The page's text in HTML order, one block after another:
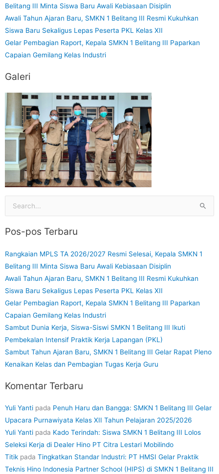
Belitang III Minta Siswa Baru Awali Kebiasaan Disiplin
Awali Tahun Ajaran Baru, SMKN 1 Belitang III Resmi Kukuhkan
Siswa Baru Sekaligus Lepas Peserta PKL Kelas XII
Gelar Pembagian Raport, Kepala SMKN 1 Belitang III Paparkan
Capaian Gemilang Kelas Industri
Galeri
Cari
Pos-pos Terbaru
Rangkaian MPLS TA 2026/2027 Resmi Selesai, Kepala SMKN 1
Belitang III Minta Siswa Baru Awali Kebiasaan Disiplin
Awali Tahun Ajaran Baru, SMKN 1 Belitang III Resmi Kukuhkan
Siswa Baru Sekaligus Lepas Peserta PKL Kelas XII
Gelar Pembagian Raport, Kepala SMKN 1 Belitang III Paparkan
Capaian Gemilang Kelas Industri
Sambut Dunia Kerja, Siswa-Siswi SMKN 1 Belitang III Ikuti
Pembekalan Intensif Praktik Kerja Lapangan (PKL)
Sambut Tahun Ajaran Baru, SMKN 1 Belitang III Gelar Rapat Pleno
Kenaikan Kelas dan Pembagian Tugas Kerja Guru
Komentar Terbaru
Yuli Yanti pada Penuh Haru dan Bangga: SMKN 1 Belitang III Gelar
Upacara Purnawiyata Kelas XII Tahun Pelajaran 2025/2026
Yuli Yanti pada Kado Terindah: Siswa SMKN 1 Belitang III Lolos
Seleksi Kerja di Dealer Hino PT Citra Lestari Mobilindo
Titik pada Tingkatkan Standar Industri: PT HMSI Gelar Praktik
Teknis Hino Indonesia Partner School (HIPS) di SMKN 1 Belitang III